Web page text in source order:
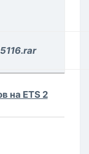
на ETS 2